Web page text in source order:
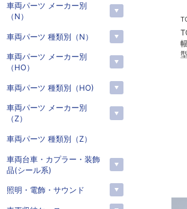
LED室内灯
1本 鉄道模
モデルアイコン
20ft UM12A ジェムカ
車両パーツ メーカー別
（N）
車両パーツ 種類別（N）
車両パーツ メーカー別
（HO）
車両パーツ 種類別（HO)
車両パーツ メーカー別
（Z）
車両パーツ 種類別（Z）
車両台車・カプラー・装飾
品(シール系)
照明・電飾・サウンド